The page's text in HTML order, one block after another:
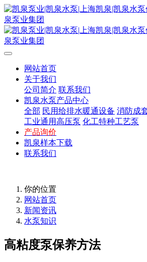
网站首页
关于我们
公司简介 联系我们
凯泉水泵产品中心
全部 民用给排水暖通设备 消防成
工业通用高压泵 化工特种工艺泵
产品询价
凯泉样本下载
联系我们
你的位置
网站首页
新闻资讯
水泵知识
高粘度泵保养方法